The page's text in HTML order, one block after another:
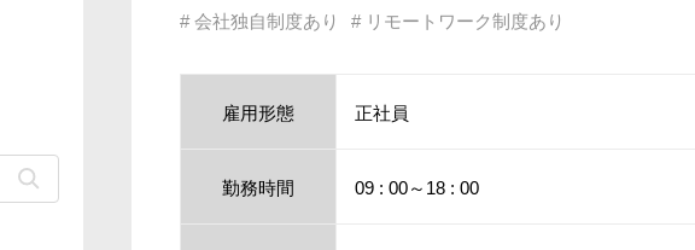
# 会社独自制度あり
# リモートワーク制度あり
雇用形態 正社員
勤務時間 09 : 00～18 : 00